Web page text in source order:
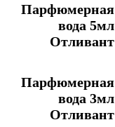
Парфюмерная
вода 5мл
Отливант
Парфюмерная
вода 3мл
Отливант